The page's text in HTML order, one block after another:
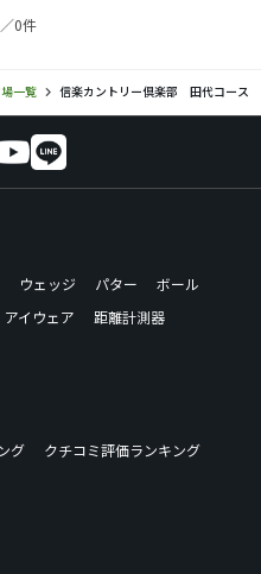
0件
一覧 信楽カントリー倶楽部 田代コース
ウェッジ パター
ボール
アイウェア
距離計測器
グ
クチコミ評価ランキング